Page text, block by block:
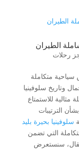
الطيران
رحلات
متكاملة
وتاريخ سلوفينيا
للاستمتاع
الترتيبات
سلوفينيا بحيرة بليد
التي تضمن
سنستعرض